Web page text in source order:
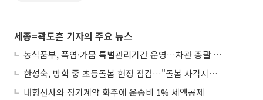
세종=곽도흔 기자의 주요 뉴스
농식품부, 폭염·가뭄 특별관리기간 운영…차관 총괄 대응체계 격상
한성숙, 방학 중 초등돌봄 현장 점검…"돌봄 사각지대 없애야"
내항선사와 장기계약 화주에 운송비 1% 세액공제